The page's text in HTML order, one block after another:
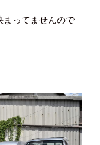
まってませんので